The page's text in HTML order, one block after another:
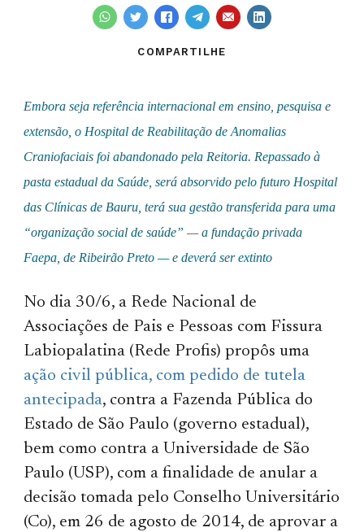
COMPARTILHE
Embora seja referência internacional em ensino, pesquisa e
extensão, o Hospital de Reabilitação de Anomalias
Craniofaciais foi abandonado pela Reitoria. Repassado à
pasta estadual da Saúde, será absorvido pelo futuro Hospital
das Clínicas de Bauru, terá sua gestão transferida para uma
“organização social de saúde” — a fundação privada
Faepa, de Ribeirão Preto — e deverá ser extinto
No dia 30/6, a Rede Nacional de
Associações de Pais e Pessoas com Fissura
Labiopalatina (Rede Profis) propôs uma
ação civil pública, com pedido de tutela
antecipada, contra a Fazenda Pública do
Estado de São Paulo (governo estadual),
bem como contra a Universidade de São
Paulo (USP), com a finalidade de anular a
decisão tomada pelo Conselho Universitário
(Co), em 26 de agosto de 2014, de aprovar a